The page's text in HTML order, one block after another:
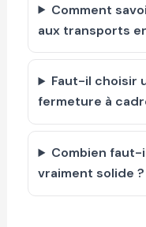
Comment
aux transports
Faut-il choisir
fermeture à
Combien faut-
vraiment solide ?